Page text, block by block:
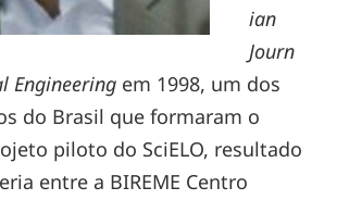
ian
Journ
Engineering em 1998, um dos
do Brasil que formaram o
piloto do SciELO, resultado
entre a BIREME Centro